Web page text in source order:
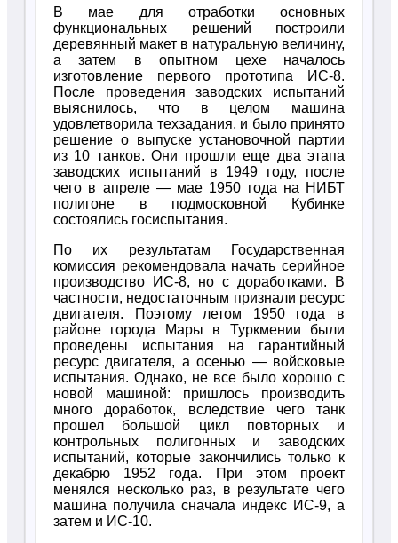
В мае для отработки основных
функциональных решений построили
деревянный макет в натуральную величину,
а затем в опытном цехе началось
изготовление первого прототипа ИС-8.
После проведения заводских испытаний
выяснилось, что в целом машина
удовлетворила техзадания, и было принято
решение о выпуске установочной партии
из 10 танков. Они прошли еще два этапа
заводских испытаний в 1949 году, после
чего в апреле — мае 1950 года на НИБТ
полигоне в подмосковной Кубинке
состоялись госиспытания.
По их результатам Государственная
комиссия рекомендовала начать серийное
производство ИС-8, но с доработками. В
частности, недостаточным признали ресурс
двигателя. Поэтому летом 1950 года в
районе города Мары в Туркмении были
проведены испытания на гарантийный
ресурс двигателя, а осенью — войсковые
испытания. Однако, не все было хорошо с
новой машиной: пришлось производить
много доработок, вследствие чего танк
прошел большой цикл повторных и
контрольных полигонных и заводских
испытаний, которые закончились только к
декабрю 1952 года. При этом проект
менялся несколько раз, в результате чего
машина получила сначала индекс ИС-9, а
затем и ИС-10.